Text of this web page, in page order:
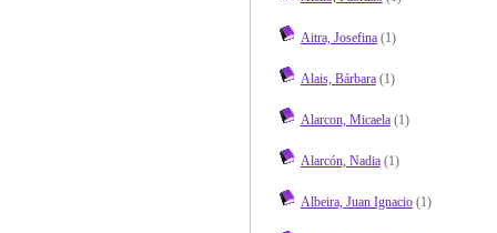
Aitra, Josefina(1)
Alais, Bárbara(1)
Alarcon, Micaela(1)
Alarcón, Nadia(1)
Albeira, Juan Ignacio(1)